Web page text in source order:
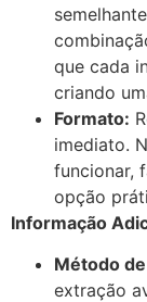
que cada
criando
Formato:
imediato.
funcionar,
opção
Informação
Método
extração